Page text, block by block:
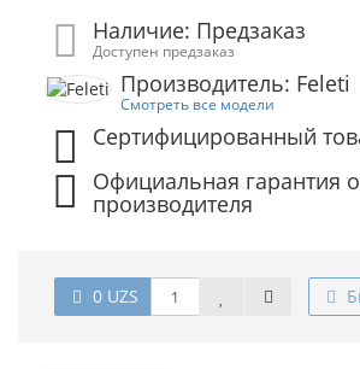
Наличие: Предзаказ
Доступен предзаказ
Производитель: Feleti
Смотреть все модели
Сертифицированный
Официальная гарантия
производителя
0 UZS